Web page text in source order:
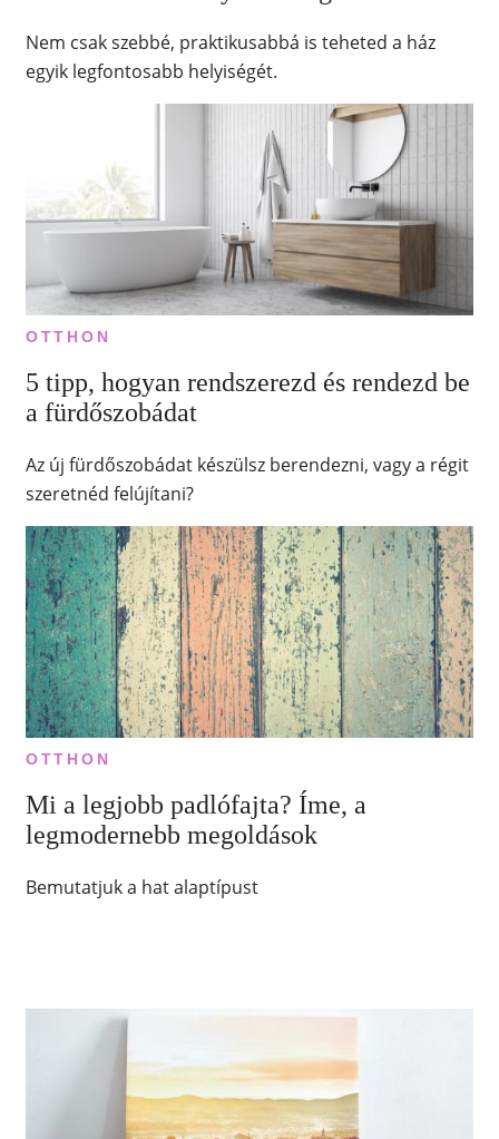
Nem csak szebbé, praktikusabbá is teheted a ház
egyik legfontosabb helyiségét.
OTTHON
5 tipp, hogyan rendszerezd és rendezd be
a fürdőszobádat
Az új fürdőszobádat készülsz berendezni, vagy a régit
szeretnéd felújítani?
OTTHON
Mi a legjobb padlófajta? Íme, a
legmodernebb megoldások
Bemutatjuk a hat alaptípust